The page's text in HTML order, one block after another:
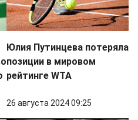
Юлия Путинцева потеряла
позиции в мировом
рейтинге WTA
26 августа 2024 09:25